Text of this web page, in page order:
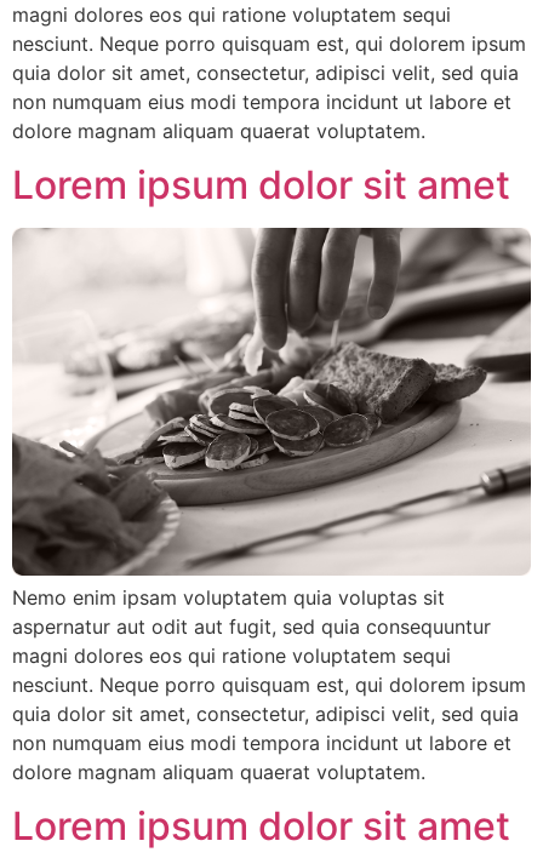
magni dolores eos qui ratione voluptatem sequi
nesciunt. Neque porro quisquam est, qui dolorem ipsum
quia dolor sit amet, consectetur, adipisci velit, sed quia
non numquam eius modi tempora incidunt ut labore et
dolore magnam aliquam quaerat voluptatem.
Lorem ipsum dolor sit amet
Nemo enim ipsam voluptatem quia voluptas sit
aspernatur aut odit aut fugit, sed quia consequuntur
magni dolores eos qui ratione voluptatem sequi
nesciunt. Neque porro quisquam est, qui dolorem ipsum
quia dolor sit amet, consectetur, adipisci velit, sed quia
non numquam eius modi tempora incidunt ut labore et
dolore magnam aliquam quaerat voluptatem.
Lorem ipsum dolor sit amet